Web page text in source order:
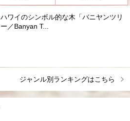
ハワイのシンボル的な木「バニヤンツリ
ー／Banyan T...
ジャンル別ランキングはこちら